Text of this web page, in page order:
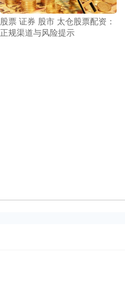
股票 证券 股市 太仓股票配资：
正规渠道与风险提示